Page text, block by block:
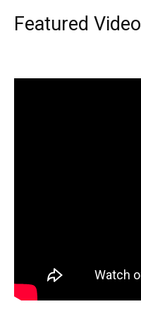
Featured Video